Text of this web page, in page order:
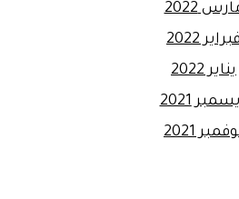
2022
2022
يناير 2022
2021
2021